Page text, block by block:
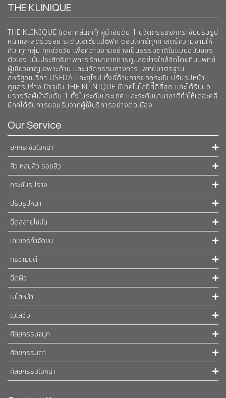
THE KLINIQUE
THE KLINIQUE (เดอะคลีนิกค์) ผู้นำอันดับ 1 นวัตกรรมยกกระชับปรับรูป
หน้าและลดริ้วรอย ระดับเอเชียแปซิฟิค ตอบโจทย์ทุกศาสตร์ความงามให้
กับ ทุกกลุ่ม ทุกช่วงวัย เพื่อความงามอย่างเป็นธรรมชาติในแบบฉบับของ
ตัวเอง เน้นประสิทธิภาพการรักษาจากการดูแลอย่างใกล้ชิดโดยทีมแพทย์
ผู้เชี่ยวชาญเฉพาะด้าน และนวัตกรรมทางการแพทย์มาตรฐาน
สหรัฐอเมริกา USFDA และยุโรป ทั้งนี้ด้านการยกกระชับ ปรับรูปหน้า
ดูแลรูปร่าง ปัจจุบัน THE KLINIQUE มีเทคโนโลยีท่ีดีที่สุด และได้รับมอ
บรางวัลผ้นำอันดับ 1 ทั้งในระดับประเทศ และระดับนานาชาติทําให้เดอะคลี
นิกค์ได้รับการยอมรับจากผู้ใช้บริการอย่างต่อเนื่อง
Our Service
ยกกระชับใบหน้า
สิว หลุมสิว รอยสิว
กระชับรูปร่าง
ปรับรูปหน้า
ฉีดสลายไขมัน
เลเซอร์กำจัดขน
ทรีตเมนต์
ฉีดผิว
เมโสหน้า
เมโสตัว
ศัลยกรรมจมูก
ศัลยกรรมตา
ศัลยกรรมใบหน้า